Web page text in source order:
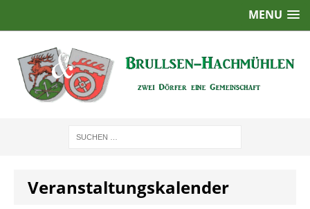
MENU
Veranstaltungskalender
2:00
5:00